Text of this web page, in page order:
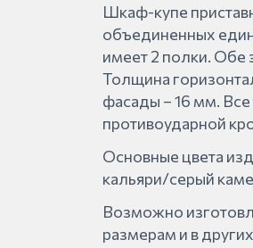
Шкаф-купе
объединенных
имеет 2 полки.
Толщина
фасады – 16 мм.
противоударной
Основные цвета
кальяри/серый
Возможно
размерам и в